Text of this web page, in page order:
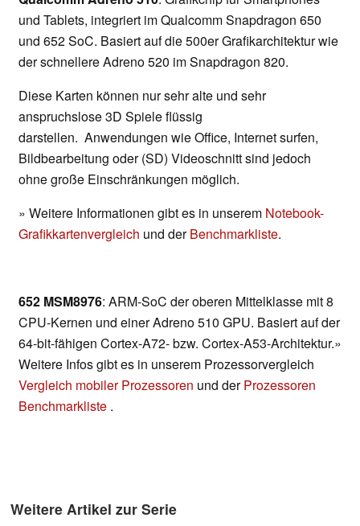
und Tablets, integriert im Qualcomm Snapdragon 650
und 652 SoC. Basiert auf die 500er Grafikarchitektur wie
der schnellere Adreno 520 im Snapdragon 820.
Diese Karten können nur sehr alte und sehr
anspruchslose 3D Spiele flüssig
darstellen. Anwendungen wie Office, Internet surfen,
Bildbearbeitung oder (SD) Videoschnitt sind jedoch
ohne große Einschränkungen möglich.
» Weitere Informationen gibt es in unserem Notebook-
Grafikkartenvergleich und derBenchmarkliste.
652 MSM8976: ARM-SoC der oberen Mittelklasse mit 8
CPU-Kernen und einer Adreno 510 GPU. Basiert auf der
64-bit-fähigen Cortex-A72- bzw. Cortex-A53-Architektur.»
Weitere Infos gibt es in unserem Prozessorvergleich
Vergleich mobiler Prozessoren und derProzessoren
Benchmarkliste .
Weitere Artikel zur Serie